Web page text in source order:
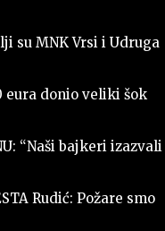
su MNK Vrsi i Udruga
eura donio veliki šok
“Naši bajkeri izazvali
Rudić: Požare smo